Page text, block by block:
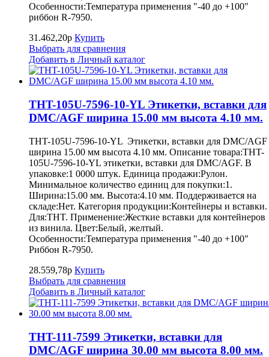
Особенности:Температура применения "-40 до +100"
риббон R-7950.
31.462,20р Купить
Выбрать для сравнения
Добавить в Личный каталог
THT-105U-7596-10-YL Этикетки, вставки для
DMC/AGF ширина 15.00 мм высота 4.10 мм.
THT-105U-7596-10-YL Этикетки, вставки для DMC/AGF
ширина 15.00 мм высота 4.10 мм. Описание товара:THT-
105U-7596-10-YL этикетки, вставки для DMC/AGF. В
упаковке:1 0000 штук. Единица продажи:Рулон.
Минимальное количество единиц для покупки:1.
Ширина:15.00 мм. Высота:4.10 мм. Поддерживается на
складе:Нет. Категория продукции:Контейнеры и вставки.
Для:THT. Применение:Жесткие вставки для контейнеров
из винила. Цвет:Белый, желтый.
Особенности:Температура применения "-40 до +100"
Риббон R-7950.
28.559,78р Купить
Выбрать для сравнения
Добавить в Личный каталог
THT-111-7599 Этикетки, вставки для
DMC/AGF ширина 30.00 мм высота 8.00 мм.